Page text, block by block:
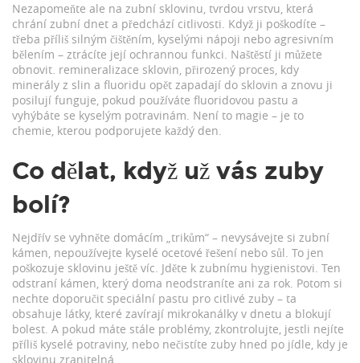
Nezapomeňte ale na zubní sklovinu, tvrdou vrstvu, která
chrání zubní dnet a předchází citlivosti. Když ji poškodíte –
třeba příliš silným čištěním, kyselými nápoji nebo agresivním
bělením – ztrácíte její ochrannou funkci. Naštěstí ji můžete
obnovit. remineralizace sklovin, přirozený proces, kdy
minerály z slin a fluoridu opět zapadají do sklovin a znovu ji
posilují funguje, pokud používáte fluoridovou pastu a
vyhýbáte se kyselým potravinám. Není to magie – je to
chemie, kterou podporujete každý den.
Co dělat, když už vás zuby
bolí?
Nejdřív se vyhněte domácím „trikům“ – nevysávejte si zubní
kámen, nepoužívejte kyselé ocetové řešení nebo sůl. To jen
poškozuje sklovinu ještě víc. Jděte k zubnímu hygienistovi. Ten
odstraní kámen, který doma neodstraníte ani za rok. Potom si
nechte doporučit speciální pastu pro citlivé zuby – ta
obsahuje látky, které zavírají mikrokanálky v dnetu a blokují
bolest. A pokud máte stále problémy, zkontrolujte, jestli nejíte
příliš kyselé potraviny, nebo nečistíte zuby hned po jídle, kdy je
sklovinu zranitelná.